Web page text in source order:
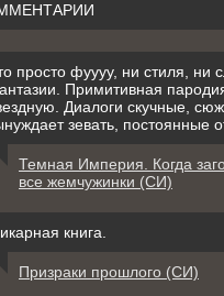
просто фуууу, ни стиля, ни
Примитивная
Диалоги скучные,
зевать, постоянные
Темная Империя. Когда
все жемчужинки (СИ)
книга.
Призраки прошлого (СИ)